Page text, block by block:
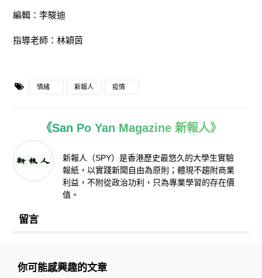
編輯：李駿迪
指導老師：林穎茵
情緒 新報人 疫情
《San Po Yan Magazine 新報人》
新報人（SPY）是香港歷史最悠久的大學生實驗
報紙，以實踐新聞自由為原則；體現不趨附商業
利益，不附從政治功利，只為專業學習的存在價
值。
留言
你可能感興趣的文章